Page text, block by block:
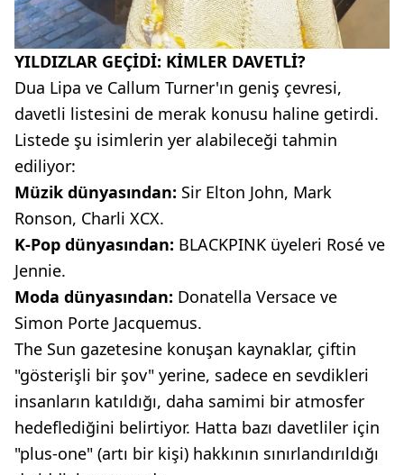
YILDIZLAR GEÇİDİ: KİMLER DAVETLİ?
Dua Lipa ve Callum Turner'ın geniş çevresi,
davetli listesini de merak konusu haline getirdi.
Listede şu isimlerin yer alabileceği tahmin
ediliyor:
Müzik dünyasından: Sir Elton John, Mark
Ronson, Charli XCX.
K-Pop dünyasından: BLACKPINK üyeleri Rosé ve
Jennie.
Moda dünyasından: Donatella Versace ve
Simon Porte Jacquemus.
The Sun gazetesine konuşan kaynaklar, çiftin
"gösterişli bir şov" yerine, sadece en sevdikleri
insanların katıldığı, daha samimi bir atmosfer
hedeflediğini belirtiyor. Hatta bazı davetliler için
"plus-one" (artı bir kişi) hakkının sınırlandırıldığı